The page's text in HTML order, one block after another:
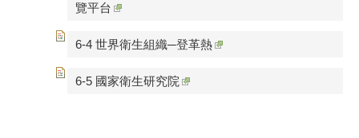
覽平台
6-4 世界衛生組織─登革熱
6-5 國家衛生研究院